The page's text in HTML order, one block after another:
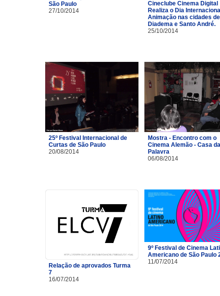
São Paulo
27/10/2014
Cineclube Cinema Digital
Realiza o Dia
Animação nas cidades de
Diadema e Santo André.
25/10/2014
25º Festival Internacional de
Curtas de São Paulo
20/08/2014
Mostra - Encontro com o
Cinema Alemão - Casa da
Palavra
06/08/2014
Relação de aprovados Turma
7
16/07/2014
9º Festival de Cinema
Americano de São Paulo
11/07/2014